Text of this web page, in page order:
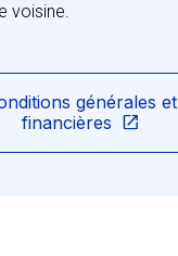
voisine.
générales et
financières